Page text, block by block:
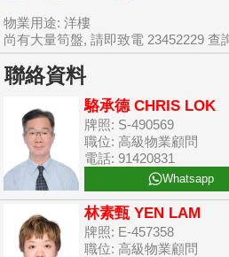
物業用途: 洋樓
尚有大量筍盤, 請即致電 23452229 查
聯絡資料
駱承德 CHRIS LOK
牌照: S-490569
職位: 高級物業顧問
電話: 91420831
Whatsapp
林素甄 YEN LAM
牌照: E-457358
職位: 高級物業顧問